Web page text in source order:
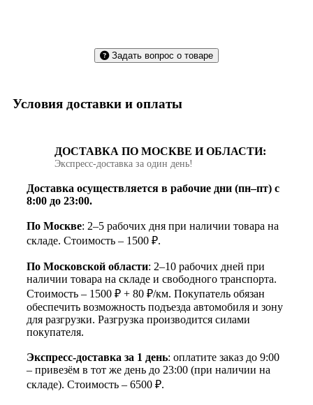
Задать вопрос о товаре
Условия доставки и оплаты
ДОСТАВКА ПО МОСКВЕ И ОБЛАСТИ:
Экспресс‑доставка за один день!
Доставка осуществляется в рабочие дни (пн–пт) с
8:00 до 23:00.
По Москве: 2–5 рабочих дня при наличии товара на
складе. Стоимость – 1500 ₽.
По Московской области: 2–10 рабочих дней при
наличии товара на складе и свободного транспорта.
Стоимость – 1500 ₽ + 80 ₽/км. Покупатель обязан
обеспечить возможность подъезда автомобиля и зону
для разгрузки. Разгрузка производится силами
покупателя.
Экспресс-доставка за 1 день: оплатите заказ до 9:00
– привезём в тот же день до 23:00 (при наличии на
складе). Стоимость – 6500 ₽.